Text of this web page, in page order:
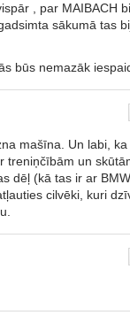
, par MAIBACH
sākumā tas
būs nemazāk
mašīna. Un labi,
treniņčībām un
dēļ (kā tas ir ar
cilvēki, kuri